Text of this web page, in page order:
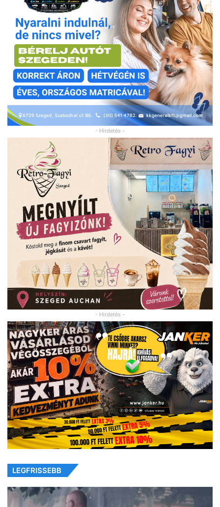
- Hirdetés -
- Hirdetés -
LEGFRISSEBB